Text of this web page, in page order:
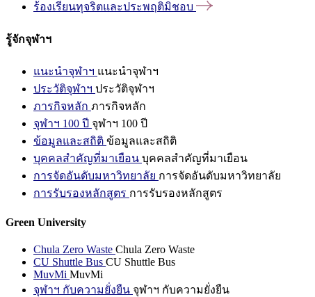
ร้องเรียนทุจริตและประพฤติมิชอบ
รู้จักจุฬาฯ
แนะนำจุฬาฯ แนะนำจุฬาฯ
ประวัติจุฬาฯ ประวัติจุฬาฯ
ภารกิจหลัก ภารกิจหลัก
จุฬาฯ 100 ปี จุฬาฯ 100 ปี
ข้อมูลและสถิติ ข้อมูลและสถิติ
บุคคลสำคัญที่มาเยือน บุคคลสำคัญที่มาเยือน
การจัดอันดับมหาวิทยาลัย การจัดอันดับมหาวิทยาลัย
การรับรองหลักสูตร การรับรองหลักสูตร
Green University
Chula Zero Waste Chula Zero Waste
CU Shuttle Bus CU Shuttle Bus
MuvMi MuvMi
จุฬาฯ กับความยั่งยืน จุฬาฯ กับความยั่งยืน